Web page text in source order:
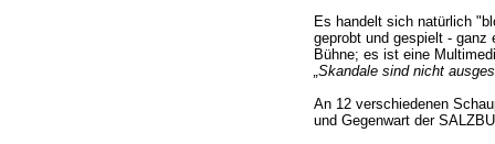
Es handelt sich natürlich
geprobt und gespielt - ganz
Bühne; es ist eine
„Skandale sind nicht
An 12 verschiedenen
und Gegenwart der